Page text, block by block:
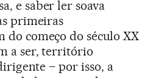
e saber ler soava
primeiras
do começo do século XX
a ser, território
– por isso, a